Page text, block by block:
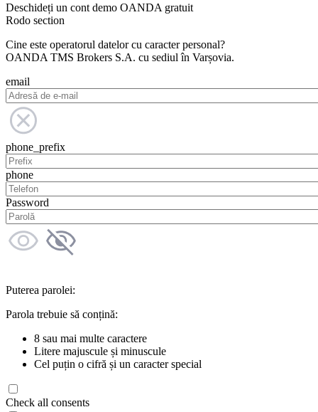
Deschideți un cont demo OANDA gratuit
Rodo section
Cine este operatorul datelor cu caracter personal?
OANDA TMS Brokers S.A. cu sediul în Varșovia.
email
phone_prefix
phone
Password
Puterea parolei:
Parola trebuie să conțină:
8 sau mai multe caractere
Litere majuscule și minuscule
Cel puțin o cifră și un caracter special
Check all consents